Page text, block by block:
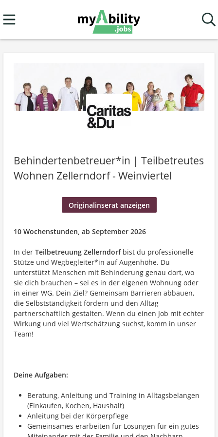
Behindertenbetreuer*in | Teilbetreutes
Wohnen Zellerndorf - Weinviertel
Originalinserat anzeigen
10 Wochenstunden, ab September 2026
In der Teilbetreuung Zellerndorf bist du professionelle
Stütze und Wegbegleiter*in auf Augenhöhe. Du
unterstützt Menschen mit Behinderung genau dort, wo
sie dich brauchen – sei es in der eigenen Wohnung oder
in einer WG. Dein Ziel? Gemeinsam Barrieren abbauen,
die Selbstständigkeit fördern und den Alltag
partnerschaftlich gestalten. Wenn du einen Job mit echter
Wirkung und viel Wertschätzung suchst, komm in unser
Team!
Deine Aufgaben:
Beratung, Anleitung und Training in Alltagsbelangen
(Einkaufen, Kochen, Haushalt)
Anleitung bei der Körperpflege
Gemeinsames erarbeiten für Lösungen für ein gutes